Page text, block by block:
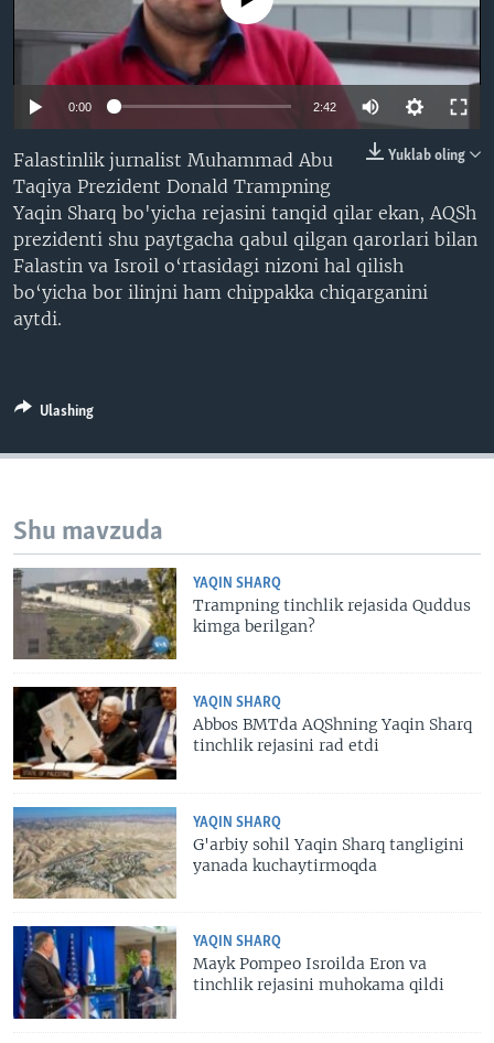
XABARLAR SURATLARDA
ODNOKLASSNIKI
TELEGRAM
0:00 2:42
Yuklab oling
Falastinlik jurnalist Muhammad Abu
Taqiya Prezident Donald Trampning
Yaqin Sharq bo'yicha rejasini tanqid qilar ekan, AQSh
prezidenti shu paytgacha qabul qilgan qarorlari bilan
Falastin va Isroil o‘rtasidagi nizoni hal qilish
bo‘yicha bor ilinjni ham chippakka chiqarganini
aytdi.
Ulashing
Shu mavzuda
YAQIN SHARQ
Trampning tinchlik rejasida Quddus
kimga berilgan?
YAQIN SHARQ
Abbos BMTda AQShning Yaqin Sharq
tinchlik rejasini rad etdi
YAQIN SHARQ
G'arbiy sohil Yaqin Sharq tangligini
yanada kuchaytirmoqda
YAQIN SHARQ
Mayk Pompeo Isroilda Eron va
tinchlik rejasini muhokama qildi